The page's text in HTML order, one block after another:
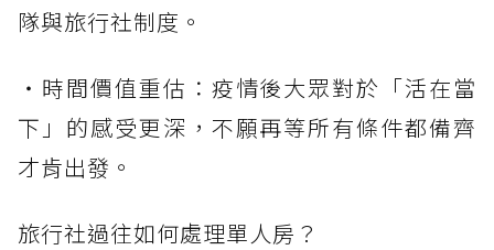
隊與旅行社制度。
・時間價值重估：疫情後大眾對於「活在當
下」的感受更深，不願再等所有條件都備齊
才肯出發。
旅行社過往如何處理單人房？